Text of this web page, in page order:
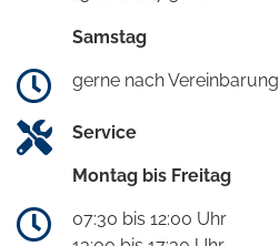
Samstag
gerne nach Vereinbarung
Service
Montag bis Freitag
07:30 bis 12:00 Uhr